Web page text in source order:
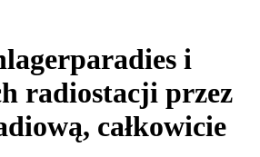
i
radiostacji przez
całkowicie